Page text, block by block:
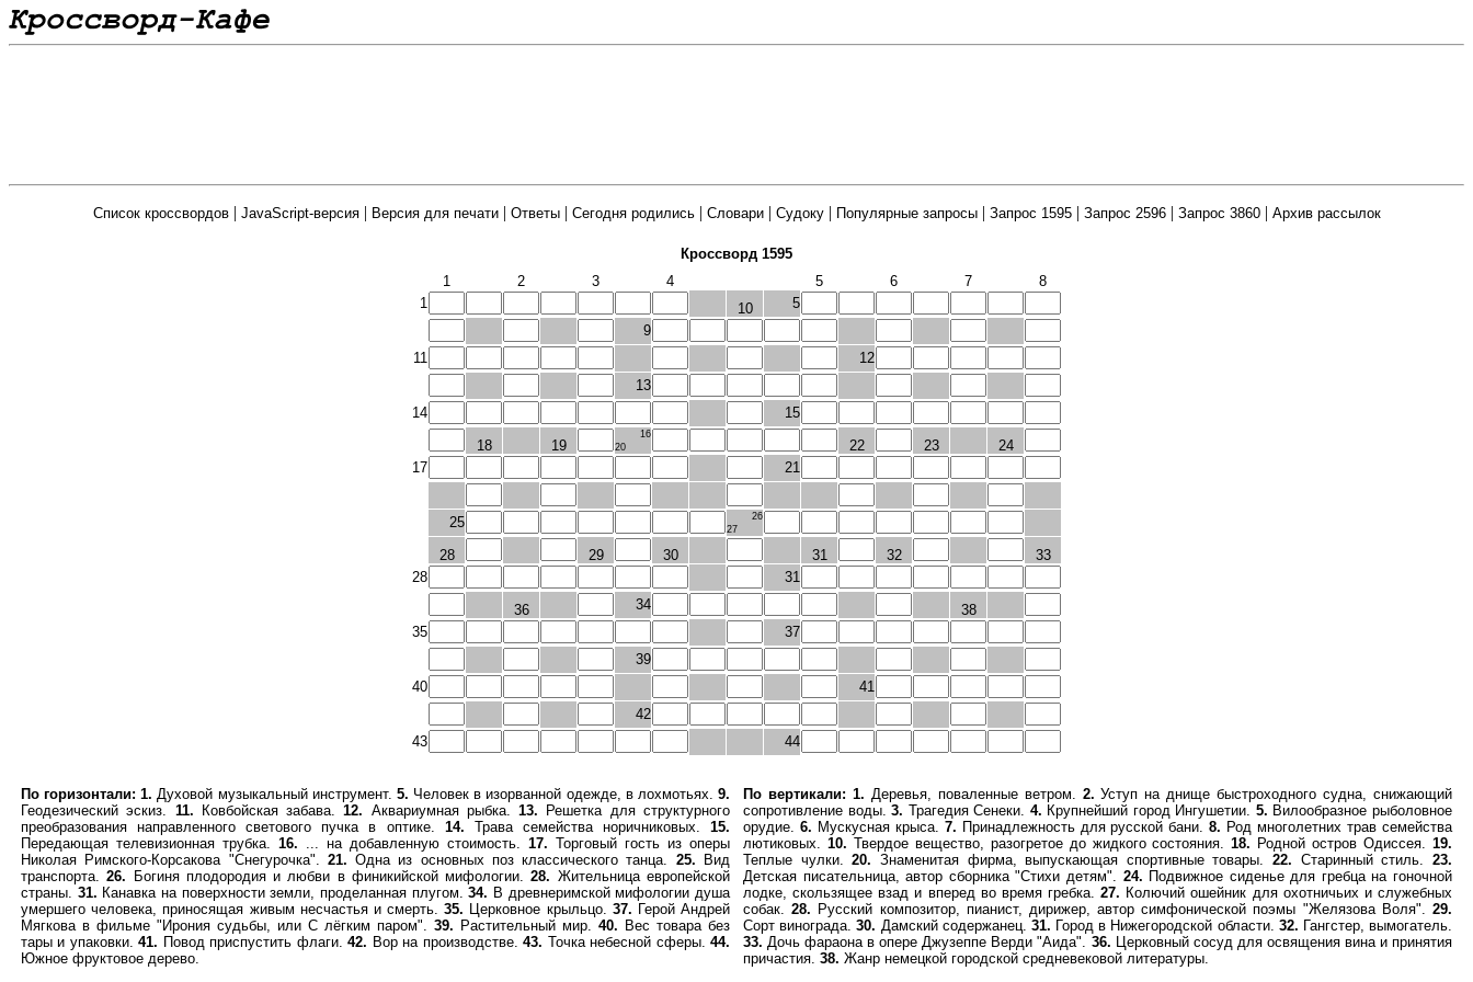
Список кроссвордов| JavaScript-версия| Версия для печати| Ответы| Сегодня родились| Словари| Судоку| Популярные запросы| Запрос 1595| Запрос 2596| Запрос 3860| Архив рассылок
Кроссворд 1595
1
2 3 4 5 6 7
8
1
10
5
9
11
12
13
14
15
18
19
16
20
22 23
24
17
21
25
26
27
28 29 30 31 32
33
28
31
36
34
38
35
37
39
40
41
42
43
44
По горизонтали:1. Духовой музыкальный инструмент. 5. Человек в изорванной одежде, в лохмотьях.9.
Геодезический эскиз. 11. Ковбойская забава.12. Аквариумная рыбка.13. Решетка для структурного
преобразования направленного светового пучка в оптике. 14. Трава семейства норичниковых.15.
Передающая телевизионная трубка. 16. ... на добавленную стоимость. 17. Торговый гость из оперы
Николая Римского-Корсакова "Снегурочка". 21. Одна из основных поз классического танца. 25. Вид
транспорта.26. Богиня плодородия и любви в финикийской мифологии.28. Жительница европейской
страны. 31. Канавка на поверхности земли, проделанная плугом.34. В древнеримской мифологии душа
умершего человека, приносящая живым несчастья и смерть.35. Церковное крыльцо. 37. Герой Андрей
Мягкова в фильме "Ирония судьбы, или С лёгким паром". 39. Растительный мир. 40. Вес товара без
тары и упаковки.41. Повод приспустить флаги.42. Вор на производстве.43. Точка небесной сферы.44.
Южное фруктовое дерево.
По вертикали: 1. Деревья, поваленные ветром. 2. Уступ на днище быстроходного судна, снижающий
сопротивление воды.3. Трагедия Сенеки. 4. Крупнейший город Ингушетии. 5. Вилообразное рыболовное
орудие. 6. Мускусная крыса. 7. Принадлежность для русской бани.8. Род многолетних трав семейства
лютиковых. 10. Твердое вещество, разогретое до жидкого состояния.18. Родной остров Одиссея.19.
Теплые чулки.20. Знаменитая фирма, выпускающая спортивные товары.22. Старинный стиль.23.
Детская писательница, автор сборника "Стихи детям". 24. Подвижное сиденье для гребца на гоночной
лодке, скользящее взад и вперед во время гребка.27. Колючий ошейник для охотничьих и служебных
собак.28. Русский композитор, пианист, дирижер, автор симфонической поэмы "Желязова Воля".29.
Сорт винограда.30. Дамский содержанец. 31. Город в Нижегородской области. 32. Гангстер, вымогатель.
33. Дочь фараона в опере Джузеппе Верди "Аида". 36. Церковный сосуд для освящения вина и принятия
причастия. 38. Жанр немецкой городской средневековой литературы.